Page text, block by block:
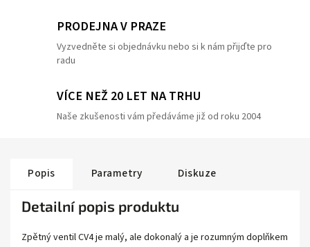
PRODEJNA V PRAZE
Vyzvedněte si objednávku nebo si k nám přijďte pro
radu
VÍCE NEŽ 20 LET NA TRHU
Naše zkušenosti vám předáváme již od roku 2004
Popis Parametry Diskuze
Detailní popis produktu
Zpětný ventil CV4 je malý, ale dokonalý a je rozumným doplňkem